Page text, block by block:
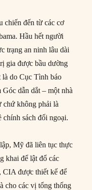
chiến đến từ các cơ
Hầu hết người
trạng an ninh lâu dài
gia được bầu dường
là do Cục Tình báo
dẫn dắt – một nhà
chứ không phải là
chính sách đối ngoại.
Mỹ đã liên tục thực
khai để lật đổ các
CIA được thiết kế để
cho các vị tổng thống